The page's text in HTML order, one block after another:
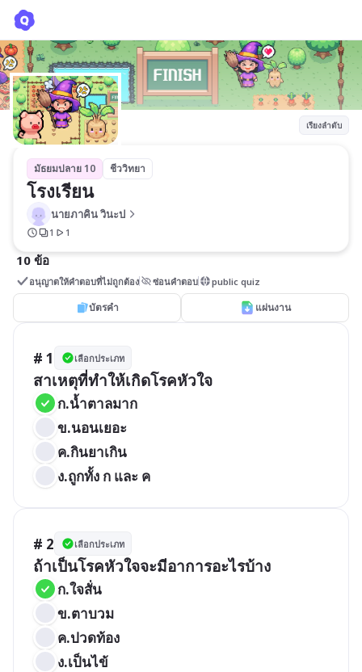
เรียงลำดับ
มัธยมปลาย 10 ชีววิทยา
โรงเรียน
นายภาคิน วินะป
1 1
10 ข้อ
อนุญาตให้คำตอบที่ไม่ถูกต้อง ซ่อนคำตอบ public quiz
บัตรคำ แผ่นงาน
# 1 เลือกประเภท
สาเหตุที่ทำให้เกิดโรคหัวใจ
ก.น้ำตาลมาก
ข.นอนเยอะ
ค.กินยาเกิน
ง.ถูกทั้ง ก และ ค
# 2 เลือกประเภท
ถ้าเป็นโรคหัวใจจะมีอาการอะไรบ้าง
ก.ใจสั่น
ข.ตาบวม
ค.ปวดท้อง
ง.เป็นไข้